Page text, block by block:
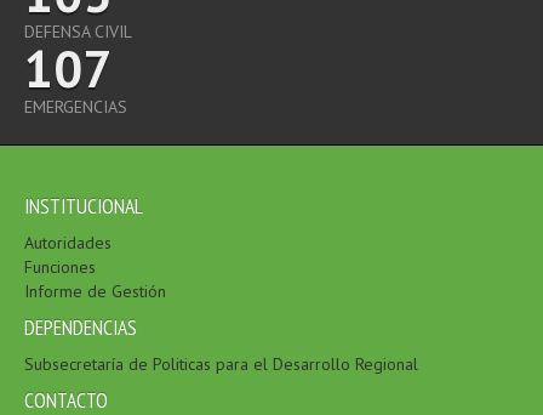
DEFENSA CIVIL
107
EMERGENCIAS
INSTITUCIONAL
Autoridades
Funciones
Informe de Gestión
DEPENDENCIAS
Subsecretaría de Politicas para el Desarrollo Regional
CONTACTO